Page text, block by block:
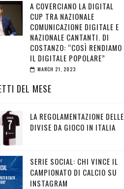
A COVERCIANO LA DIGITAL
CUP TRA NAZIONALE
COMUNICAZIONE DIGITALE E
NAZIONALE CANTANTI. DI
COSTANZO: “COSÌ RENDIAMO
IL DIGITALE POPOLARE”
MARCH 21, 2023
DEL MESE
LA REGOLAMENTAZIONE DELLE
DIVISE DA GIOCO IN ITALIA
SERIE SOCIAL: CHI VINCE IL
CAMPIONATO DI CALCIO SU
INSTAGRAM